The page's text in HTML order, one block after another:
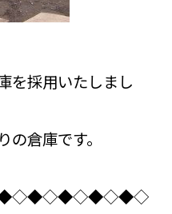
を採用いたしまし
倉庫です。